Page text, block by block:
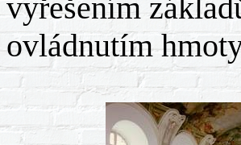
vyřešením
ovládnutím